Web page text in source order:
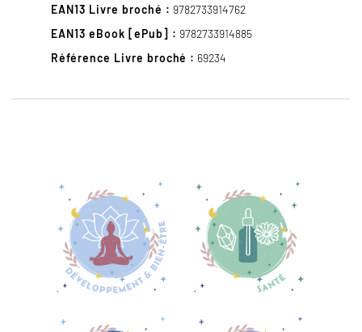
EAN13 Livre broché : 9782733914762
EAN13 eBook [ePub] : 9782733914885
Référence Livre broché : 69234